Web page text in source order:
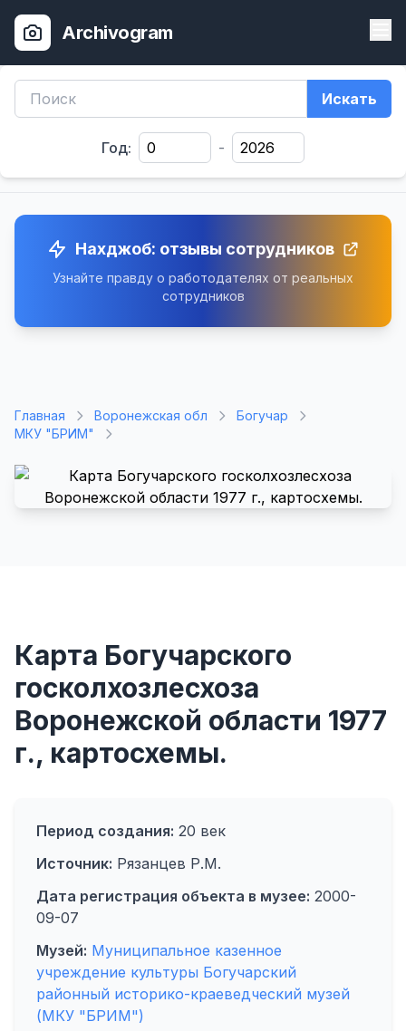
Archivogram
Искать
Год: -
Нахджоб: отзывы сотрудников
Узнайте правду о работодателях от реальных
сотрудников
Главная Воронежская обл
Богучар
МКУ "БРИМ"
Карта Богучарского
госколхозлесхоза
Воронежской области 1977
г., картосхемы.
Период создания: 20 век
Источник: Рязанцев Р.М.
Дата регистрация объекта в музее: 2000-
09-07
Музей: Муниципальное казенное
учреждение культуры Богучарский
районный историко-краеведческий музей
(МКУ "БРИМ")